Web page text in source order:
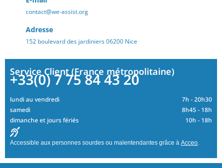
contact@we-assist.org
Adresse
152 boulevard des jardiniers 06200 Nice
Service Client (France métropolitaine)
+33(0) 7 75 84 43 20
lundi au vendredi
7h - 20h30
samedi
8h45 - 18h
dimanche et jours fériés
10h - 18h
Accessible aux personnes sourdes ou malentendantes grâce à Acceo.